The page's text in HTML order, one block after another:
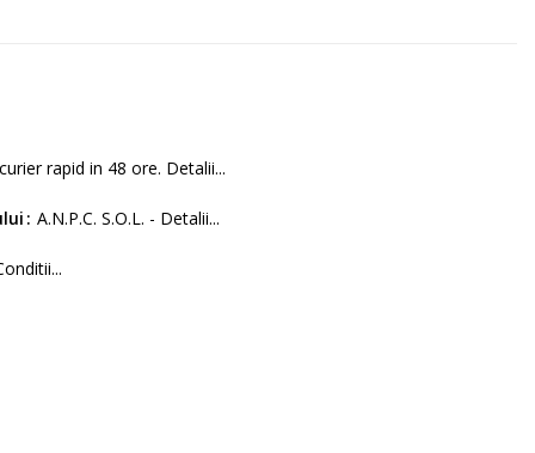
rapid in 48 ore. Detalii...
A.N.P.C. S.O.L. - Detalii...